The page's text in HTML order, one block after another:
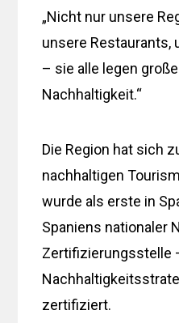
„Nicht nur unsere
unsere Restaurants,
– sie alle legen
Nachhaltigkeit.“
Die Region hat sich
nachhaltigen
wurde als erste in
Spaniens nationaler
Zertifizierungsstelle
zertifiziert.